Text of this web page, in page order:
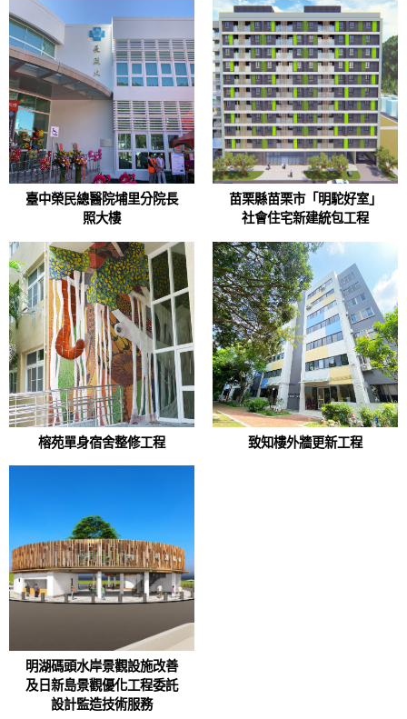
臺中榮民總醫院埔里分院長
照大樓
苗栗縣苗栗市「明駝好室」
社會住宅新建統包工程
榕苑單身宿舍整修工程 致知樓外牆更新工程
明湖碼頭水岸景觀設施改善
及日新島景觀優化工程委託
設計監造技術服務